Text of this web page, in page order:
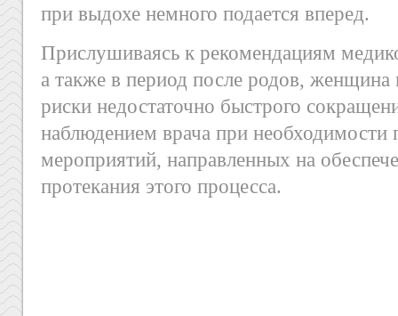
при выдохе немного подается вперед.
Прислушиваясь к рекомендациям
а также в период после родов,
риски недостаточно быстрого
наблюдением врача при необходимости
мероприятий, направленных на
протекания этого процесса.